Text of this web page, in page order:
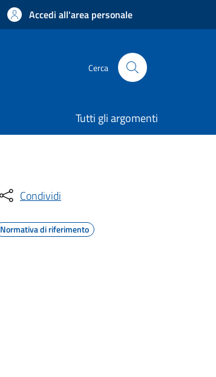
Accedi all'area personale
Cerca
Tutti gli argomenti
Condividi
Normativa di riferimento